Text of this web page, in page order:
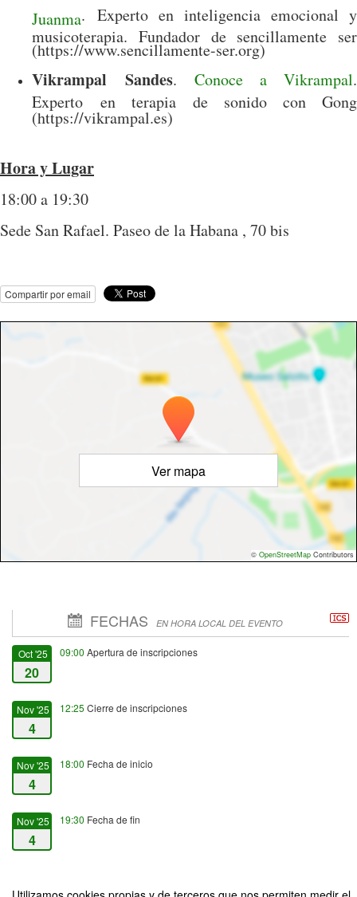
Juanma. Experto en inteligencia emocional y
musicoterapia. Fundador de sencillamente ser
(https://www.sencillamente-ser.org)
Vikrampal Sandes. Conoce a Vikrampal.
Experto en terapia de sonido con Gong
(https://vikrampal.es)
Hora y Lugar
18:00 a 19:30
Sede San Rafael. Paseo de la Habana , 70 bis
Compartir por email
Ver mapa
© OpenStreetMap Contributors
FECHAS EN HORA LOCAL DEL EVENTO
Oct '25
20
09:00 Apertura de inscripciones
Nov '25
4
12:25 Cierre de inscripciones
Nov '25
4
18:00 Fecha de inicio
Nov '25
4
19:30 Fecha de fin